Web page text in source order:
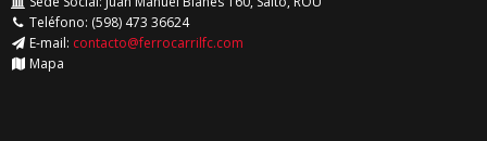
Teléfono: (598) 473 36624
E-mail: contacto@ferrocarrilfc.com
Mapa